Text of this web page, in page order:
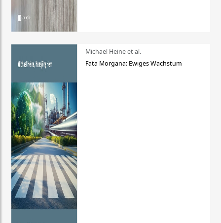
Michael Heine et al.
Fata Morgana: Ewiges Wachstum